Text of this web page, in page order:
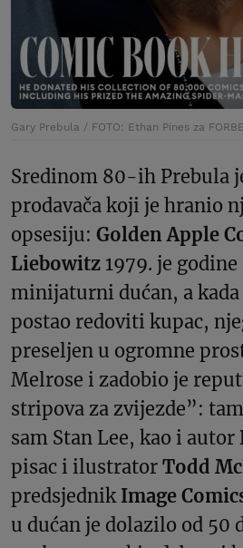
Gary Prebula / FOTO: Ethan Pines za
Sredinom 80-ih Prebula
prodavača koji je hranio
opsesiju: Golden Apple
Liebowitz 1979. je
minijaturni dućan, a kada
postao redoviti kupac,
preseljen u ogromne
Melrose i zadobio je
stripova za zvijezde”:
sam Stan Lee, kao i autor
pisac i ilustrator Todd
predsjednik Image
u dućan je dolazilo od 50